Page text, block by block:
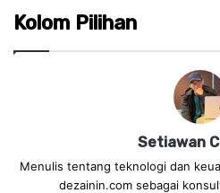
Kolom Pilihan
Setiawan
Menulis tentang teknologi dan
dezainin.com sebagai